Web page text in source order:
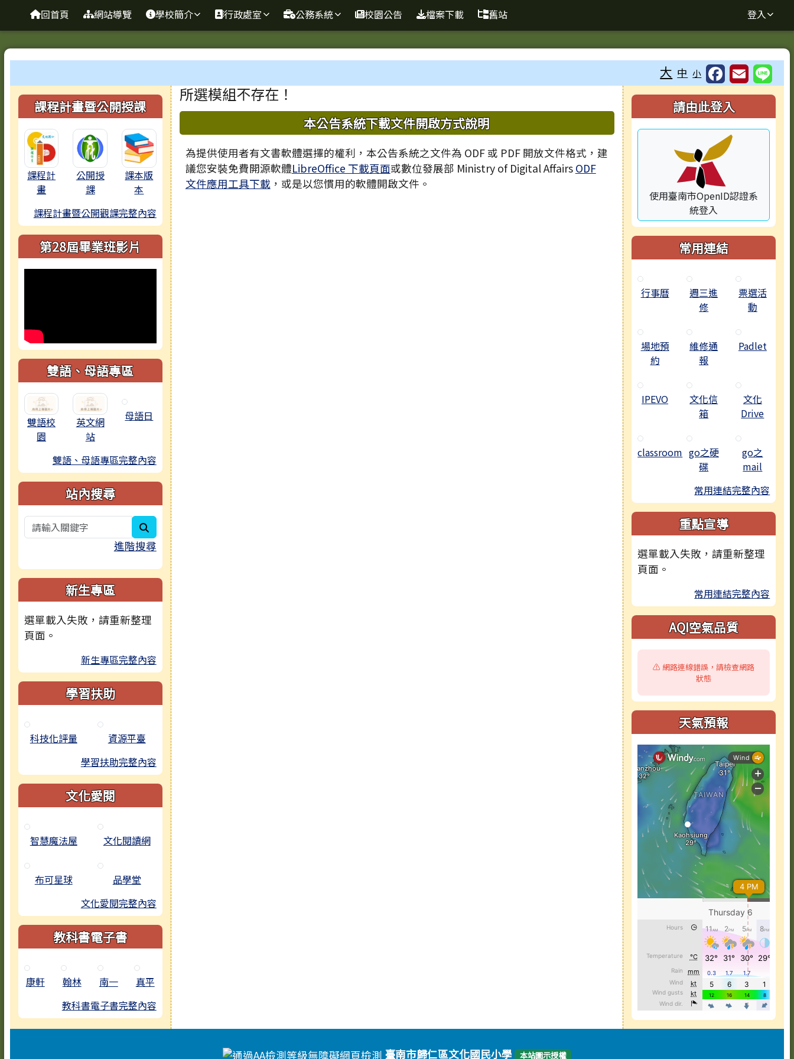
跳至主內容區
臺南市歸仁區文化國小全球資訊站
導覽列
回首頁 網站導覽 學校簡介 行政處室 公務系統 校園公告 檔案下載 舊站 登入
⏸
大 中 小
左邊區域內容
課程計畫暨公開授課
課程計
畫
公開授
課
課本版
本
課程計畫暨公開觀課完整內容
第28屆畢業班影片
雙語、母語專區
雙語校
園
英文網
站
母語日
雙語、母語專區完整內容
站內搜尋
search
進階搜尋
新生專區
選單載入失敗，請重新整理
頁面。
新生專區完整內容
學習扶助
科技化評量
資源平臺
學習扶助完整內容
文化愛閱
智慧魔法屋 文化閱讀網
布可星球
品學堂
文化愛閱完整內容
教科書電子書
康軒 翰林 南一
真平
教科書電子書完整內容
主內容區域
所選模組不存在！
下中區域內容 本公告系統下載文件開啟方式說明
為提供使用者有文書軟體選擇的權利，本公告系統之文件為 ODF 或 PDF 開放文件格式，建
議您安裝免費開源軟體LibreOffice 下載頁面或數位發展部 Ministry of Digital Affairs ODF
文件應用工具下載 ，或是以您慣用的軟體開啟文件。
右邊區域內容
請由此登入
使用臺南市OpenID認證系
統登入
常用連結
行事曆
週三進
修
票選活
動
場地預
約
維修通
報
Padlet
IPEVO
文化信
箱
文化
Drive
classroom go之硬
碟
go之
mail
常用連結完整內容
重點宣導
選單載入失敗，請重新整理
頁面。
常用連結完整內容
AQI空氣品質
⚠️ 網路連線錯誤，請檢查網路
狀態
天氣預報
頁尾區域
臺南市歸仁區文化國民小學 本站圖示授權